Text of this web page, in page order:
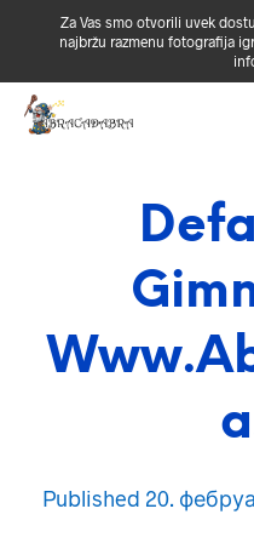
Za Vas smo otvorili uvek
najbržu razmenu fotografija
Published 20.